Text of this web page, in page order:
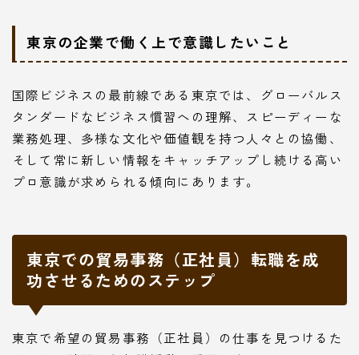
東京の企業で働く上で意識したいこと
国際ビジネスの最前線である東京では、グローバルス
タンダードなビジネス慣習への理解、スピーディーな
業務処理、多様な文化や価値観を持つ人々との協働、
そして常に新しい情報をキャッチアップし続ける高い
プロ意識が求められる傾向にあります。
東京での貿易事務（正社員）転職を成
功させるためのステップ
東京で希望の貿易事務（正社員）の仕事を見つけるた